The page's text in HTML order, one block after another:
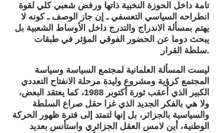
تامة داخل الحوزة النخبية ذاتها ورفض شعبي كلي لقوة
انطراحه السياسي التعسفي ـ إن جاز الوصف ـ كونه لا
يهتم بمسألة الاندراج والتدرج داخل الأوساط الشعبية بل
يبحث دوما عن الحضور الفوقي المؤثر في طبقات
سلطة القرار.
ليست المسألة العلمانية لمجتمع السياسة وسياسة
المجتمع كرؤية ومشروع وليدة مرحلة الانفتاح التعددي
الكبير الذي أعقب ثورة أكتوبر 1988، كما يعتقد البعض،
ولا هي بالفكر الجديد الذي غزا حقل صراع السلطة
والسياسية بالجزائر، بل إنها لتمتد إلى فترة ظهور الحركة
الوطنية، أين لامس العقل الجزائري واستأنس بعديد